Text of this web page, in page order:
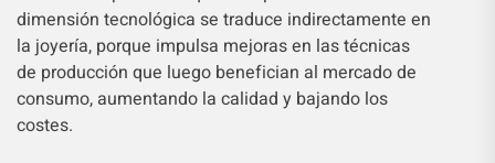
dimensión tecnológica se traduce indirectamente en
la joyería, porque impulsa mejoras en las técnicas
de producción que luego benefician al mercado de
consumo, aumentando la calidad y bajando los
costes.